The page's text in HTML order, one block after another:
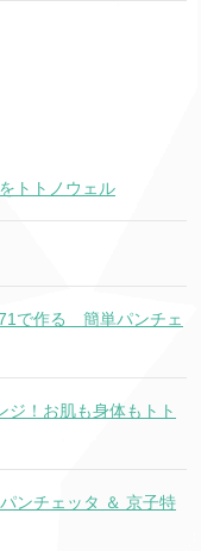
トトノウェル
で作る 簡単パンチェ
ジ！お肌も身体もトト
ンチェッタ ＆ 京子特